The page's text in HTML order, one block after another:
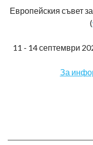
Европейския съвет
(
11 - 14 септември
За